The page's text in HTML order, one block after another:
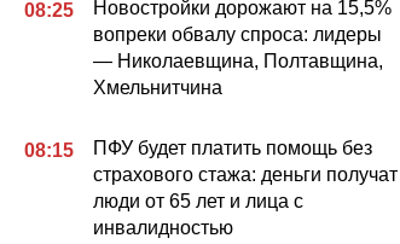
08:25
Новостройки дорожают на 15,5%
вопреки обвалу спроса: лидеры
— Николаевщина, Полтавщина,
Хмельнитчина
08:15
ПФУ будет платить помощь без
страхового стажа: деньги получат
люди от 65 лет и лица с
инвалидностью